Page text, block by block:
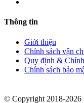
Thông tin
Giới thiệu
Chính sách vận
Quy định &
Chính sách bảo
© Copyright 2018-2026